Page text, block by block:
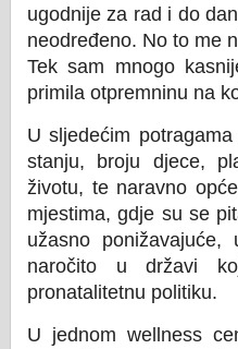
ugodnije za rad i do
neodređeno. No to me
Tek sam mnogo
primila otpremninu na
U sljedećim
stanju, broju djece,
životu, te naravno
mjestima, gdje su se
užasno
naročito u državi
pronatalitetnu politiku.
U jednom wellness